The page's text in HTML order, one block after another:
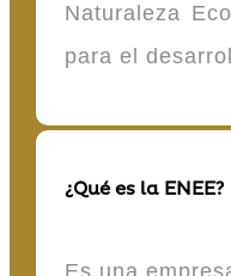
Naturaleza
para el
¿Qué es la ENEE?
Es una